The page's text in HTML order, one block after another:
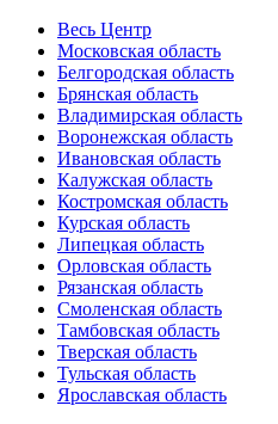
Весь Центр
Московская область
Белгородская область
Брянская область
Владимирская область
Воронежская область
Ивановская область
Калужская область
Костромская область
Курская область
Липецкая область
Орловская область
Рязанская область
Смоленская область
Тамбовская область
Тверская область
Тульская область
Ярославская область